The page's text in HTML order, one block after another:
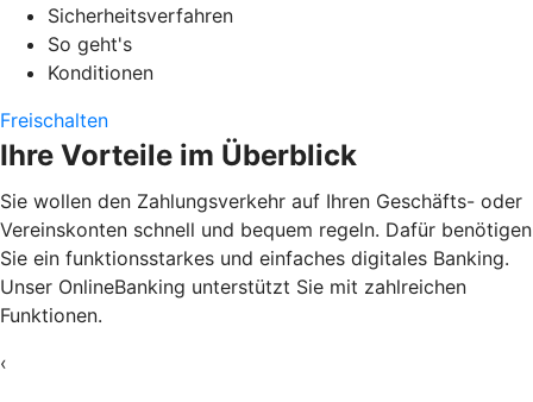
Sicherheitsverfahren
So geht's
Konditionen
Freischalten
Ihre Vorteile im Überblick
Sie wollen den Zahlungsverkehr auf Ihren Geschäfts- oder
Vereinskonten schnell und bequem regeln. Dafür benötigen
Sie ein funktionsstarkes und einfaches digitales Banking.
Unser OnlineBanking unterstützt Sie mit zahlreichen
Funktionen.
‹